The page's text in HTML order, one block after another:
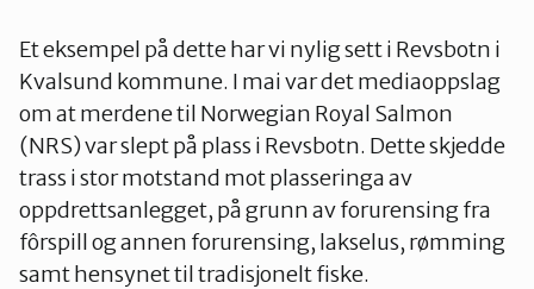
Et eksempel på dette har vi nylig sett i Revsbotn i
Kvalsund kommune. I mai var det mediaoppslag
om at merdene til Norwegian Royal Salmon
(NRS) var slept på plass i Revsbotn. Dette skjedde
trass i stor motstand mot plasseringa av
oppdrettsanlegget, på grunn av forurensing fra
fôrspill og annen forurensing, lakselus, rømming
samt hensynet til tradisjonelt fiske.